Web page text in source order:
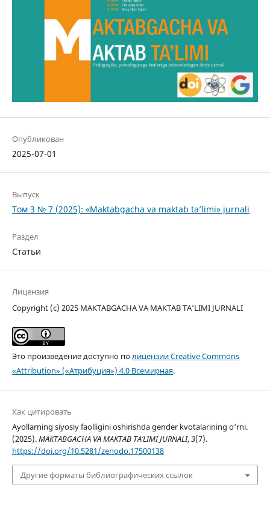
Опубликован
2025-07-01
Выпуск
Том 3 № 7 (2025): «Maktabgacha va maktab ta’limi» jurnali
Раздел
Статьи
Лицензия
Copyright (c) 2025 MAKTABGACHA VA MAKTAB TA’LIMI JURNALI
Это произведение доступно по лицензии Creative Commons
«Attribution» («Атрибуция») 4.0 Всемирная.
Как цитировать
Ayollarning siyosiy faolligini oshirishda gender kvotalarining o‘rni.
(2025).MAKTABGACHA VA MAKTAB TA’LIMI JURNALI,3(7).
https://doi.org/10.5281/zenodo.17500138
Другие форматы библиографических ссылок